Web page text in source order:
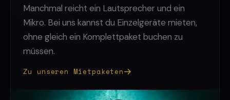
Manchmal reicht ein Lautsprecher und ein
Mikro. Bei uns kannst du Einzelgeräte mieten,
ohne gleich ein Komplettpaket buchen zu
müssen.
Zu unseren Mietpaketen